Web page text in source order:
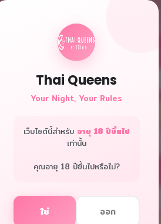
Thai Queens
Your Night, Your Rules
เว็บไซต์นี้สำหรับ อายุ 18 ปีขึ้นไป
เท่านั้น
คุณอายุ 18 ปีขึ้นไปหรือไม่?
ใช่ ออก
หางานกลางคืน เชียงให
ภูเก็ต
หัวหิน